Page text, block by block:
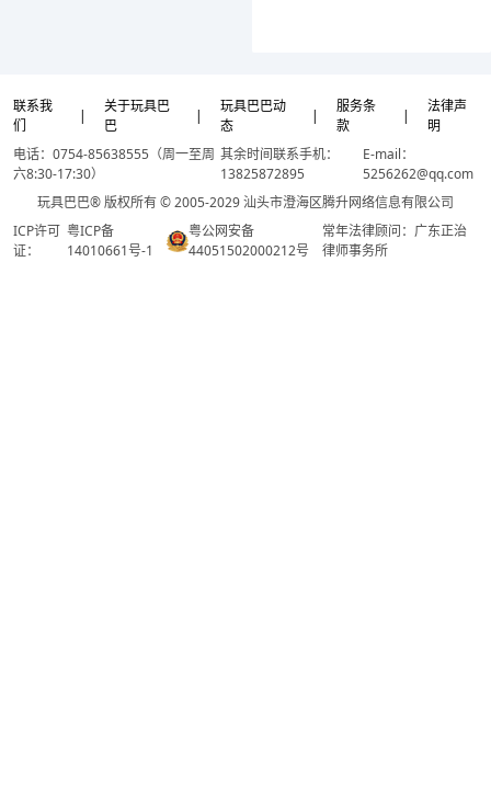
联系我
们
|
关于玩具巴
巴
|
玩具巴巴动
态
|
服务条
款
|
法律声
明
电话：0754-85638555（周一至周
六8:30-17:30）
其余时间联系手机：
13825872895
E-mail：
5256262@qq.com
玩具巴巴® 版权所有 © 2005-2029 汕头市澄海区腾升网络信息有限公司
ICP许可
证：
粤ICP备
14010661号-1
粤公网安备
44051502000212号
常年法律顾问：广东正治
律师事务所